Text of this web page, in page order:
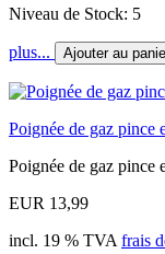
Niveau de Stock: 5
plus... Ajouter au
Poignée de gaz pince
Poignée de gaz pince
EUR 13,99
incl. 19 % TVA frais